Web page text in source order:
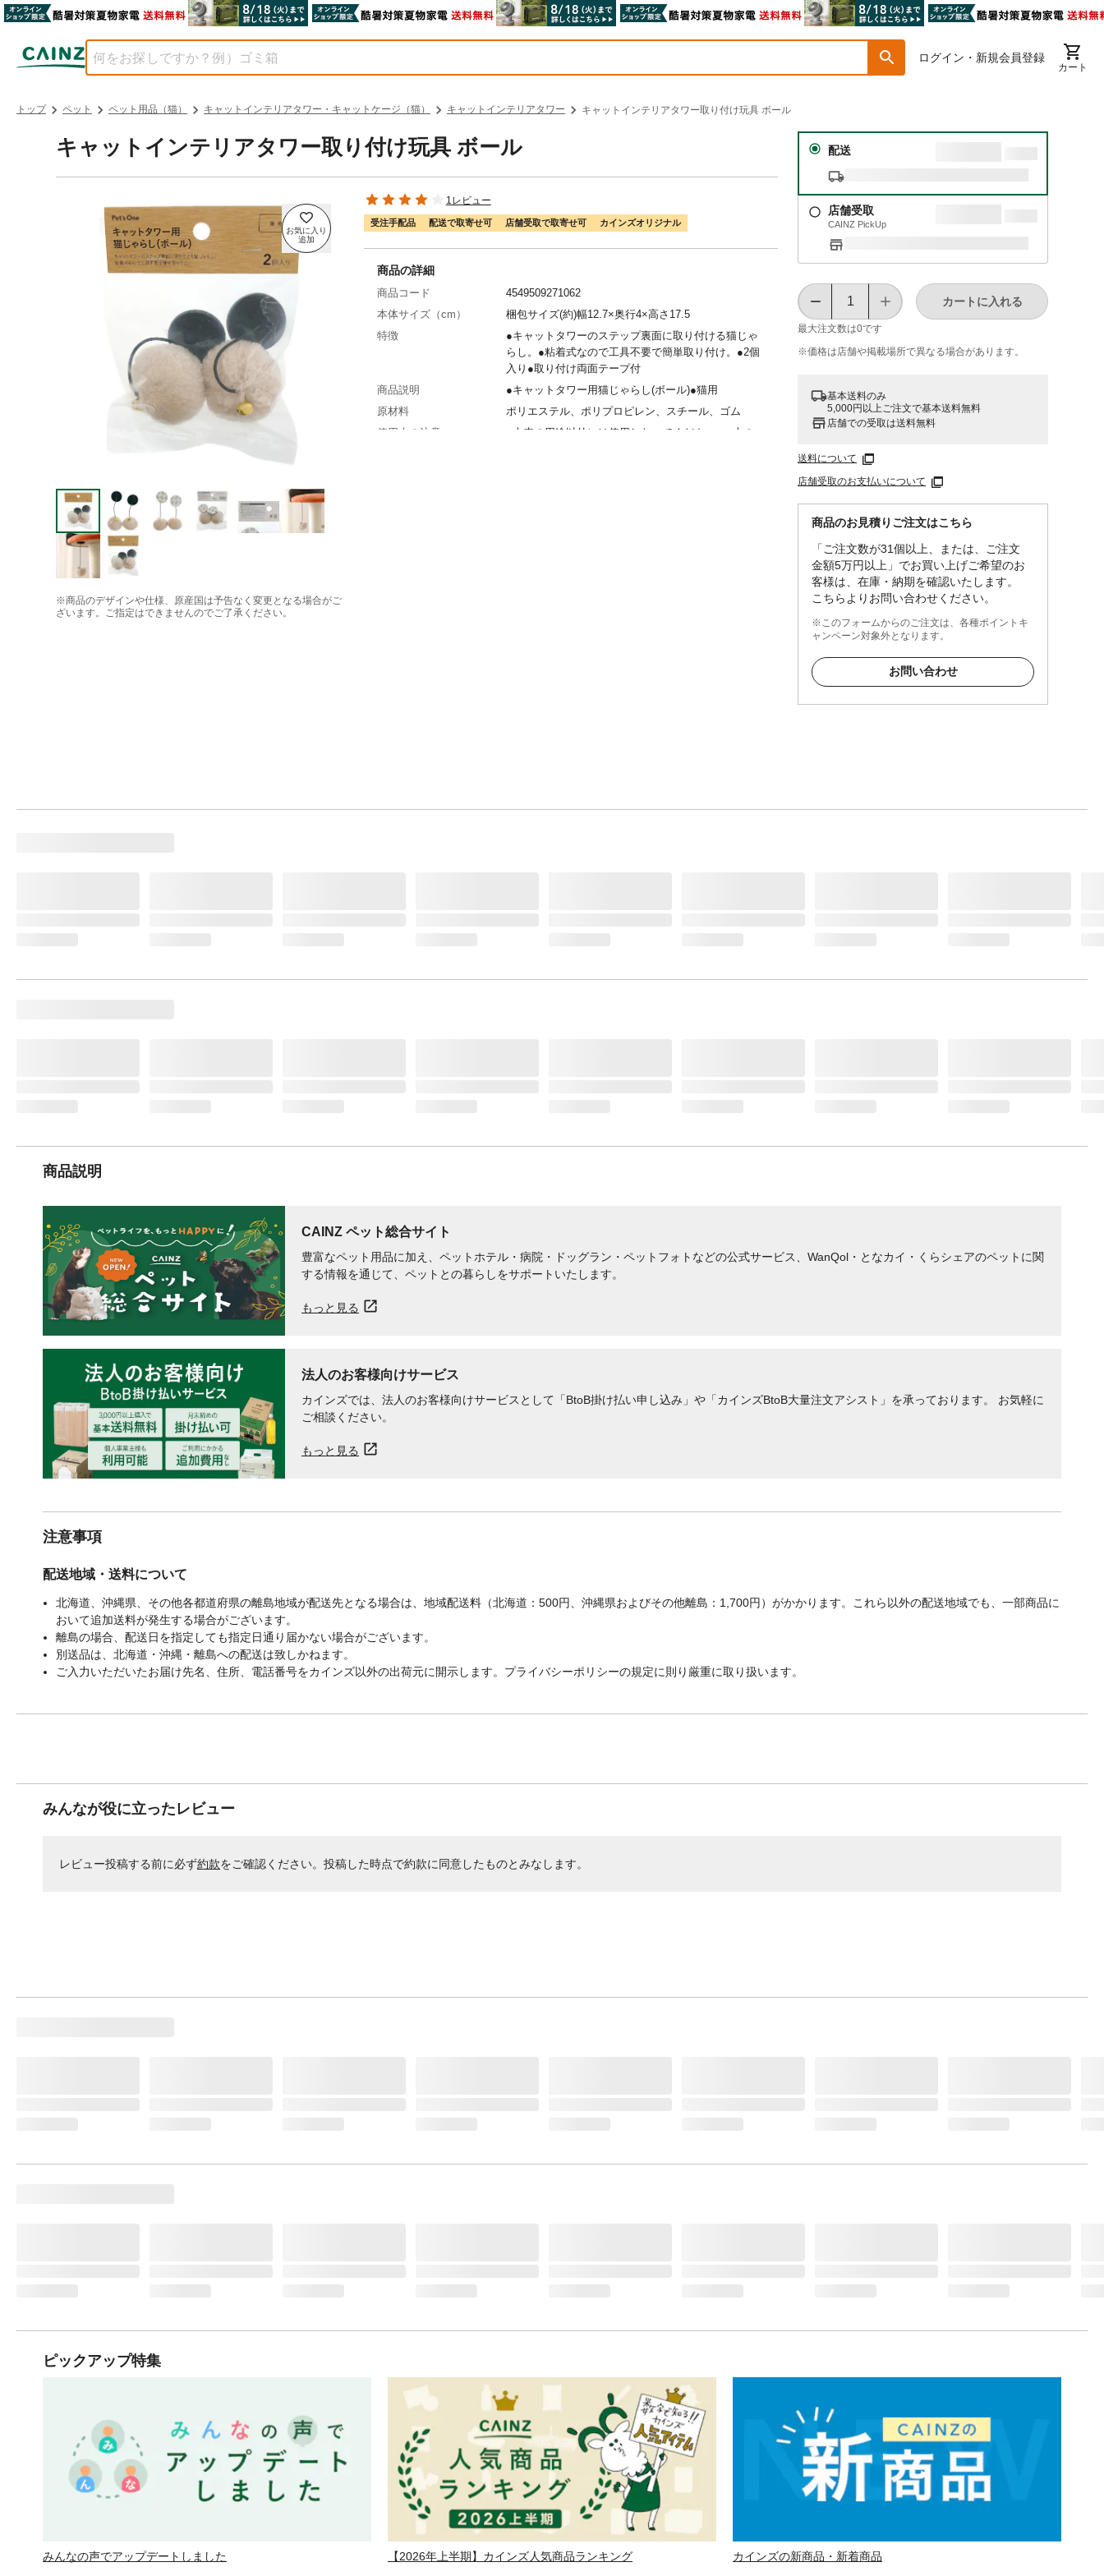
ログイン・新規会員登録
カート
トップ ペット ペット用品（猫） キャットインテリアタワー・キャットケージ（猫） キャットインテリアタワー キャットインテリアタワー取り付け玩具 ボール
キャットインテリアタワー取り付け玩具 ボール
※商品のデザインや仕様、原産国は予告なく変更となる場合がご
ざいます。ご指定はできませんのでご了承ください。
1レビュー
受注手配品 配送で取寄せ可 店舗受取で取寄せ可 カインズオリジナル
配送
店舗受取
CAINZ PickUp
最大注文数は0です
カートに入れる
※価格は​店舗や​掲載場所で​異なる​場合が​あります。
基本送料のみ
5,000円以上ご注文で基本送料無料
店舗での受取は送料無料
送料について
店舗受取のお支払いについて
商品のお見積りご注文はこちら
「ご注文数が31個以上、または、ご注文
金額5万円以上」でお買い上げご希望のお
客様は、在庫・納期を確認いたします。
こちらよりお問い合わせください。
※このフォームからのご注文は、各種ポイントキ
ャンペーン対象外となります。
お問い合わせ
商品の詳細
商品コード
4549509271062
本体サイズ（cm）
梱包サイズ(約)幅12.7×奥行4×高さ17.5
特徴
●キャットタワーのステップ裏面に取り付ける猫じゃ
らし。●粘着式なので工具不要で簡単取り付け。●2個
入り●取り付け両面テープ付
商品説明
●キャットタワー用猫じゃらし(ボール)●猫用
原材料
ポリエステル、ポリプロピレン、スチール、ゴム
使用上の注意
●本来の用途以外には使用しないでください。●火の
商品説明
CAINZ ペット総合サイト
豊富なペット用品に加え、ペットホテル・病院・ドッグラン・ペットフォトなどの公式サービス、WanQol・となカイ・くらシェアのペットに関
する情報を通じて、ペットとの暮らしをサポートいたします。
もっと見る
法人のお客様向けサービス
カインズでは、法人のお客様向けサービスとして「BtoB掛け払い申し込み」や「カインズBtoB大量注文アシスト」を承っております。 お気軽に
ご相談ください。
もっと見る
注意事項
配送地域・送料について
北海道、沖縄県、その他各都道府県の離島地域が配送先となる場合は、地域配送料（北海道：500円、沖縄県およびその他離島：1,700円）がかかります。これら以外の配送地域でも、一部商品に
おいて追加送料が発生する場合がございます。
離島の場合、配送日を指定しても指定日通り届かない場合がございます。
別送品は、北海道・沖縄・離島への配送は致しかねます。
ご入力いただいたお届け先名、住所、電話番号をカインズ以外の出荷元に開示します。プライバシーポリシーの規定に則り厳重に取り扱います。
みんなが役に立ったレビュー
レビュー投稿する前に必ず約款をご確認ください。投稿した時点で約款に同意したものとみなします。
ピックアップ特集
みんなの声でアップデートしました 【2026年上半期】カインズ人気商品ランキング カインズの新商品・新着商品